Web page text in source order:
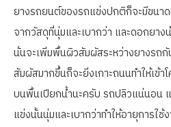
ยางรถยนต์ของรถแข่งปกติก็จะมีขนาด
จากวัสดุที่นุ่มและเบากว่า และดอกยา
นั่นจะเพิ่มพื้นผิวสัมผัสระหว่างยางรถ
สัมผัสมากขึ้นก็จะยิ่งเกาะถนนทำให้เข้า
บนพื้นเปียกน้ำนะครับ รถปลิวแน่นอน
แข่งนั้นนุ่มและเบากว่าทำให้อายุการใ